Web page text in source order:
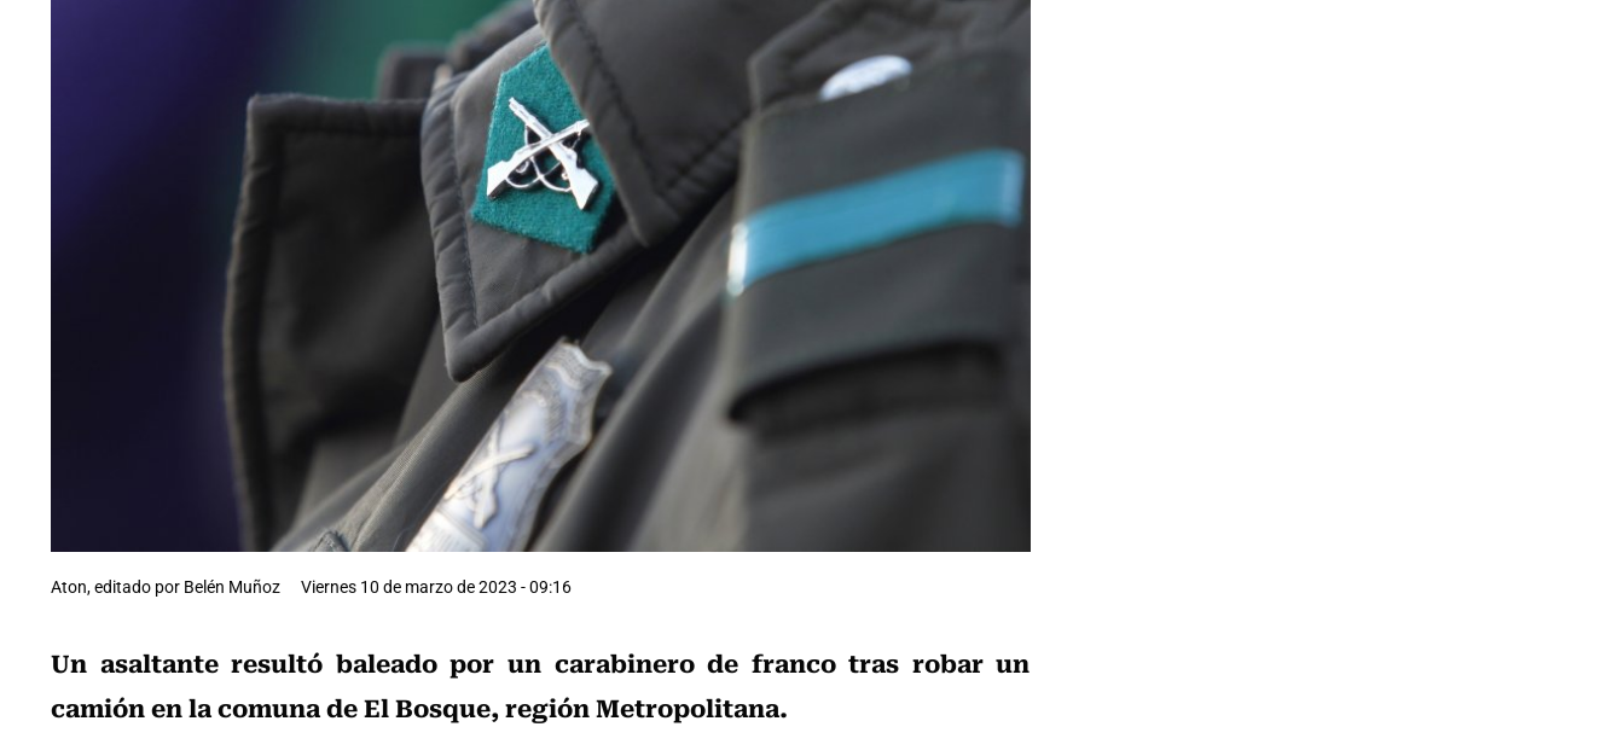
Aton, editado por Belén Muñoz Viernes 10 de marzo de 2023 - 09:16
Un asaltante resultó baleado por un carabinero de franco tras robar un
camión en la comuna de El Bosque, región Metropolitana.